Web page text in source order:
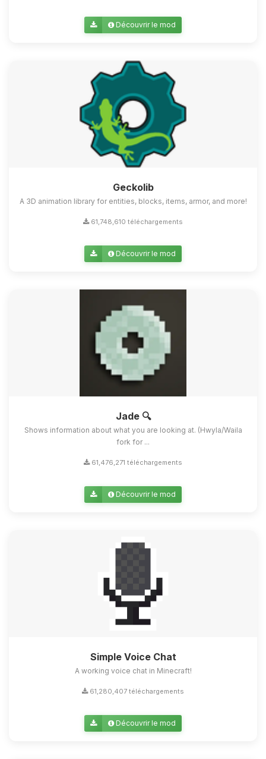
Découvrir le mod
Geckolib
A 3D animation library for entities, blocks, items, armor, and more!
61,748,610 téléchargements
Découvrir le mod
Jade 🔍
Shows information about what you are looking at. (Hwyla/Waila
fork for ...
61,476,271 téléchargements
Découvrir le mod
Simple Voice Chat
A working voice chat in Minecraft!
61,280,407 téléchargements
Découvrir le mod